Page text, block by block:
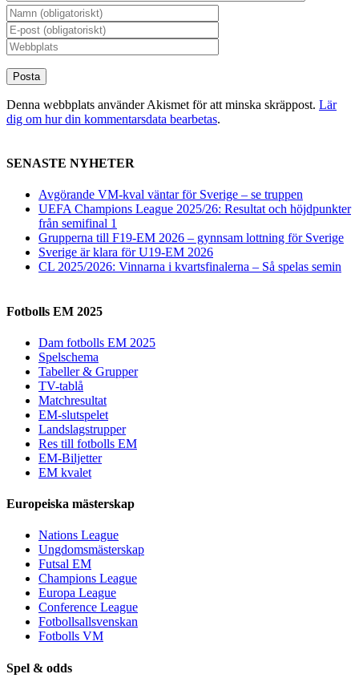
Denna webbplats använder Akismet för att minska skräppost. Lär
dig om hur din kommentarsdata bearbetas.
SENASTE NYHETER
Avgörande VM-kval väntar för Sverige – se truppen
UEFA Champions League 2025/26: Resultat och höjdpunkter
från semifinal 1
Grupperna till F19-EM 2026 – gynnsam lottning för Sverige
Sverige är klara för U19-EM 2026
CL 2025/2026: Vinnarna i kvartsfinalerna – Så spelas semin
Fotbolls EM 2025
Dam fotbolls EM 2025
Spelschema
Tabeller & Grupper
TV-tablå
Matchresultat
EM-slutspelet
Landslagstrupper
Res till fotbolls EM
EM-Biljetter
EM kvalet
Europeiska mästerskap
Nations League
Ungdomsmästerskap
Futsal EM
Champions League
Europa League
Conference League
Fotbollsallsvenskan
Fotbolls VM
Spel & odds